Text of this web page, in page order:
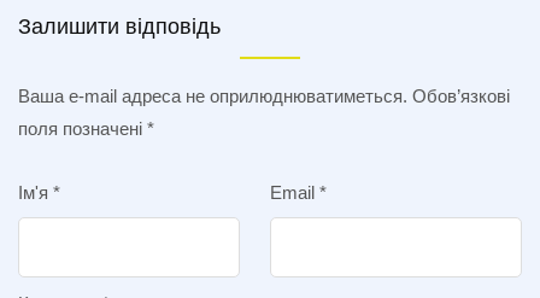
Залишити відповідь
Ваша e-mail адреса не оприлюднюватиметься. Обов’язкові
поля позначені *
Ім'я * Email *